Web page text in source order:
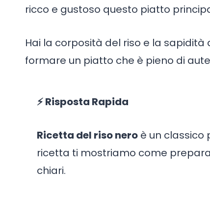
ricco e gustoso questo piatto
Hai la corposità del riso e la
formare un piatto che è pieno di
⚡ Risposta Rapida
Ricetta del riso nero è un classico
ricetta ti mostriamo come
chiari.